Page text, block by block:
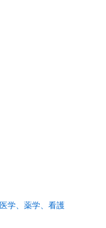
医学、薬学、看護